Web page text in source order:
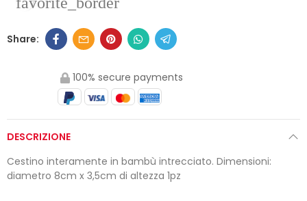
100% secure payments
DESCRIZIONE
Cestino interamente in bambù intrecciato. Dimensioni:
diametro 8cm x 3,5cm di altezza 1pz